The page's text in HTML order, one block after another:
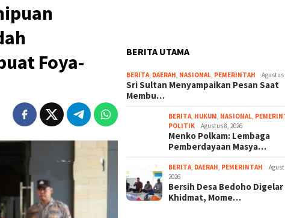
Foya-
BERITA UTAMA
BERITA, DAERAH, NASIONAL, PEMERINTAH Agustus
Sri Sultan Menyampaikan Pesan Saat
Membu…
BERITA, HUKUM, NASIONAL,
POLITIK
Agustus 8, 2026
Menko Polkam: Lembaga
Pemberdayaan Masya…
BERITA, DAERAH, PEMERINTAH
2026
Bersih Desa Bedoho Digelar
Khidmat, Mome…